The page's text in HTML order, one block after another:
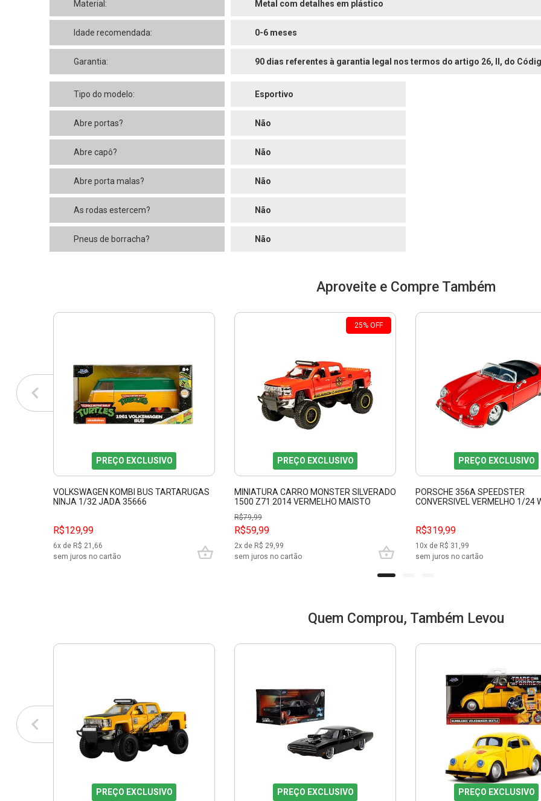
Material: Metal com detalhes em plástico
Idade recomendada: 0-6 meses
Garantia: 90 dias referentes à garantia legal nos termos do artigo 26, II, do
Tipo do modelo: Esportivo
Abre portas? Não
Abre capô? Não
Abre porta malas? Não
As rodas estercem? Não
Pneus de borracha? Não
Aproveite e Compre Também
PREÇO EXCLUSIVO
VOLKSWAGEN KOMBI BUS TARTARUGAS
NINJA 1/32 JADA 35666
R$129,99
6x de R$ 21,66
sem juros no cartão
25% OFF
PREÇO EXCLUSIVO
MINIATURA CARRO MONSTER SILVERADO
1500 Z71 2014 VERMELHO MAISTO
25205
R$79,99
R$59,99
2x de R$ 29,99
sem juros no cartão
PREÇO EXCLUSIVO
PORSCHE 356A SPEEDSTER
CONVERSIVEL VERMELHO 1/24
R$319,99
10x de R$ 31,99
sem juros no cartão
Quem Comprou, Também Levou
PREÇO EXCLUSIVO PREÇO EXCLUSIVO PREÇO EXCLUSIVO